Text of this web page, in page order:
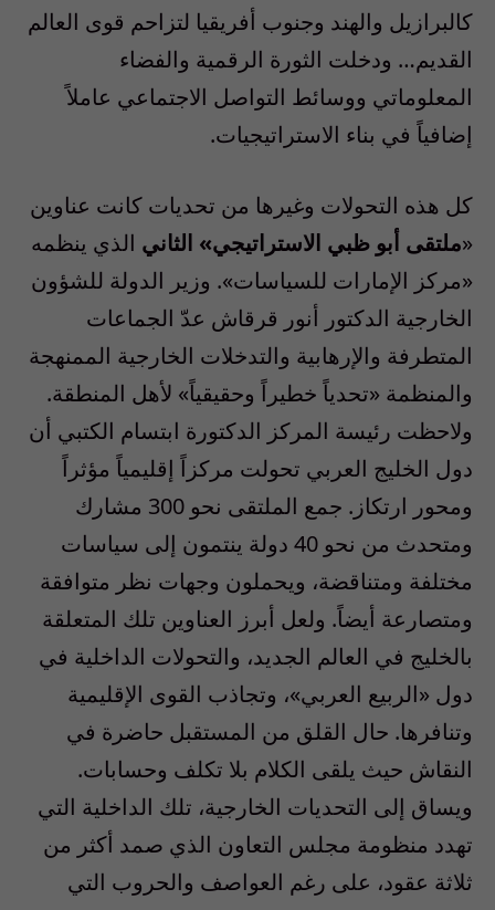
كالبرازيل والهند وجنوب أفريقيا لتزاحم قوى العالم
القديم… ودخلت الثورة الرقمية والفضاء
المعلوماتي ووسائط التواصل الاجتماعي عاملاً
إضافياً في بناء الاستراتيجيات.
كل هذه التحولات وغيرها من تحديات كانت عناوين
«ملتقى أبو ظبي الاستراتيجي» الثاني الذي ينظمه
«مركز الإمارات للسياسات». وزير الدولة للشؤون
الخارجية الدكتور أنور قرقاش عدّ الجماعات
المتطرفة والإرهابية والتدخلات الخارجية الممنهجة
والمنظمة «تحدياً خطيراً وحقيقياً» لأهل المنطقة.
ولاحظت رئيسة المركز الدكتورة ابتسام الكتبي أن
دول الخليج العربي تحولت مركزاً إقليمياً مؤثراً
ومحور ارتكاز. جمع الملتقى نحو 300 مشارك
ومتحدث من نحو 40 دولة ينتمون إلى سياسات
مختلفة ومتناقضة، ويحملون وجهات نظر متوافقة
ومتصارعة أيضاً. ولعل أبرز العناوين تلك المتعلقة
بالخليج في العالم الجديد، والتحولات الداخلية في
دول «الربيع العربي»، وتجاذب القوى الإقليمية
وتنافرها. حال القلق من المستقبل حاضرة في
النقاش حيث يلقى الكلام بلا تكلف وحسابات.
ويساق إلى التحديات الخارجية، تلك الداخلية التي
تهدد منظومة مجلس التعاون الذي صمد أكثر من
ثلاثة عقود، على رغم العواصف والحروب التي